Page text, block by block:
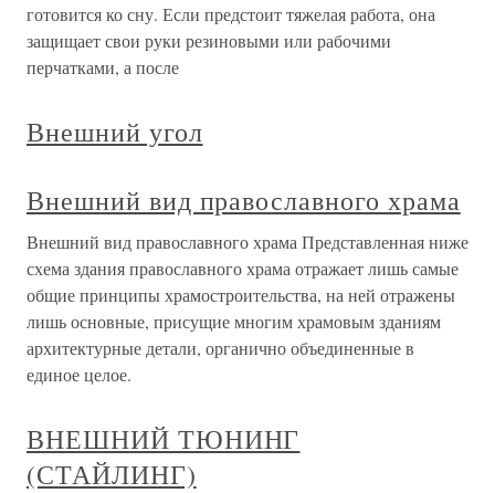
готовится ко сну. Если предстоит тяжелая работа, она
защищает свои руки резиновыми или рабочими
перчатками, а после
Внешний угол
Внешний вид православного храма
Внешний вид православного храма Представленная ниже
схема здания православного храма отражает лишь самые
общие принципы храмостроительства, на ней отражены
лишь основные, присущие многим храмовым зданиям
архитектурные детали, органично объединенные в
единое целое.
ВНЕШНИЙ ТЮНИНГ
(СТАЙЛИНГ)